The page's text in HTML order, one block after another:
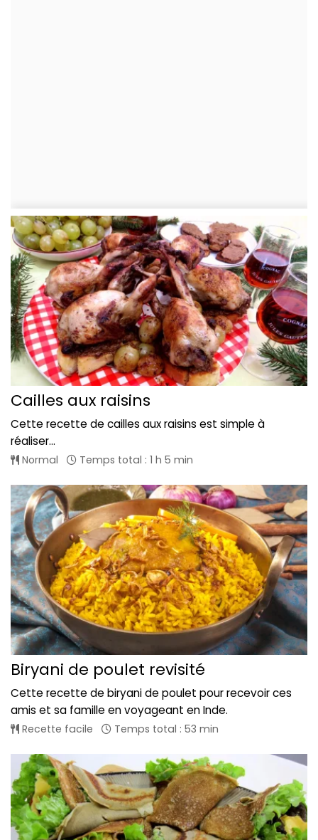
Cailles aux raisins
Cette recette de cailles aux raisins est simple à
réaliser...
Normal Temps total : 1 h 5 min
Biryani de poulet revisité
Cette recette de biryani de poulet pour recevoir ces
amis et sa famille en voyageant en Inde.
Recette facile Temps total : 53 min